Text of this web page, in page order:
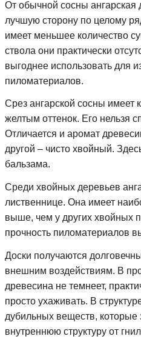
От обычной сосны ангарская
лучшую сторону по целому
имеет меньшее количество
ствола они практически
выгоднее использовать для
пиломатериалов.
Срез ангарской сосны имеет
желтым оттенок. Его нельзя
Отличается и аромат
другой – чисто хвойный.
бальзама.
Среди хвойных деревьев
лиственнице. Она имеет
выше, чем у других хвойных
прочность пиломатериалов
Доски получаются
внешним воздействиям. В
древесина не темнеет,
просто ухаживать. В
дубильных веществ,
внутреннюю структуру от